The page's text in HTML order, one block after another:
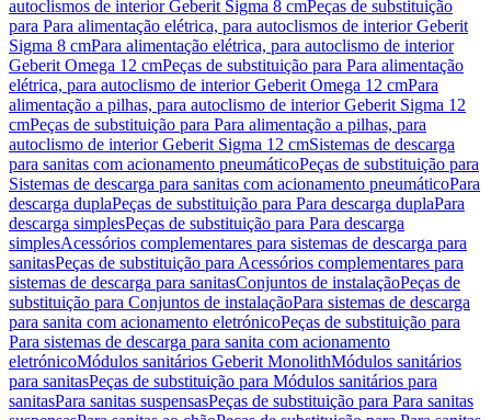
autoclismos de interior Geberit Sigma 8 cmPeças de substituição
para Para alimentação elétrica, para autoclismos de interior Geberit
Sigma 8 cmPara alimentação elétrica, para autoclismo de interior
Geberit Omega 12 cmPeças de substituição para Para alimentação
elétrica, para autoclismo de interior Geberit Omega 12 cmPara
alimentação a pilhas, para autoclismo de interior Geberit Sigma 12
cmPeças de substituição para Para alimentação a pilhas, para
autoclismo de interior Geberit Sigma 12 cmSistemas de descarga
para sanitas com acionamento pneumáticoPeças de substituição para
Sistemas de descarga para sanitas com acionamento pneumáticoPara
descarga duplaPeças de substituição para Para descarga duplaPara
descarga simplesPeças de substituição para Para descarga
simplesAcessórios complementares para sistemas de descarga para
sanitasPeças de substituição para Acessórios complementares para
sistemas de descarga para sanitasConjuntos de instalaçãoPeças de
substituição para Conjuntos de instalaçãoPara sistemas de descarga
para sanita com acionamento eletrónicoPeças de substituição para
Para sistemas de descarga para sanita com acionamento
eletrónicoMódulos sanitários Geberit MonolithMódulos sanitários
para sanitasPeças de substituição para Módulos sanitários para
sanitasPara sanitas suspensasPeças de substituição para Para sanitas